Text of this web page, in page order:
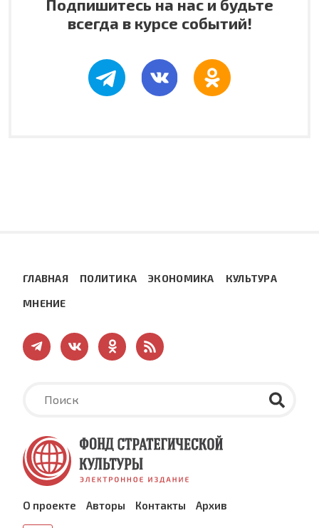
Подпишитесь на нас и будьте
всегда в курсе событий!
ГЛАВНАЯ ПОЛИТИКА ЭКОНОМИКА КУЛЬТУРА
МНЕНИЕ
О проекте Авторы Контакты Архив